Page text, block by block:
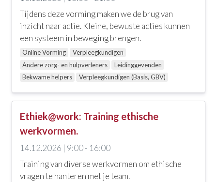
Tijdens deze vorming maken we de brug van
inzicht naar actie. Kleine, bewuste acties kunnen
een systeem in beweging brengen.
Online Vorming
Verpleegkundigen
Andere zorg- en hulpverleners
Leidinggevenden
Bekwame helpers
Verpleegkundigen (Basis, GBV)
Ethiek@work: Training ethische
werkvormen.
14.12.2026 | 9:00 - 16:00
Training van diverse werkvormen om ethische
vragen te hanteren met je team.